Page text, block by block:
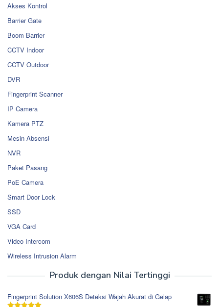
Akses Kontrol
Barrier Gate
Boom Barrier
CCTV Indoor
CCTV Outdoor
DVR
Fingerprint Scanner
IP Camera
Kamera PTZ
Mesin Absensi
NVR
Paket Pasang
PoE Camera
Smart Door Lock
SSD
VGA Card
Video Intercom
Wireless Intrusion Alarm
Produk dengan Nilai Tertinggi
Fingerprint Solution X606S Deteksi Wajah Akurat di Gelap